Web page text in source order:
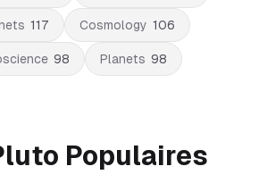
117 Cosmology 106
98 Planets 98
Populaires